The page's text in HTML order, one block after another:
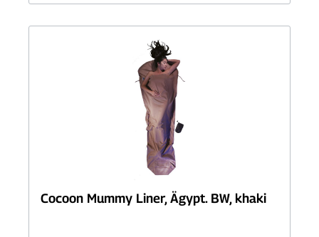
Cocoon Mummy Liner, Ägypt. BW, khaki